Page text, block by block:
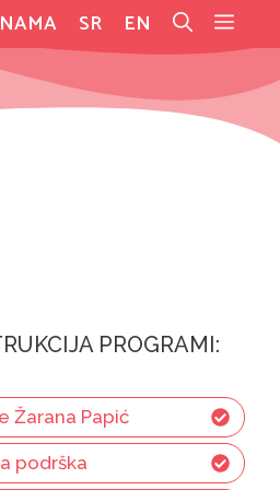
SR EN
PROGRAMI:
Žarana Papić
podrška